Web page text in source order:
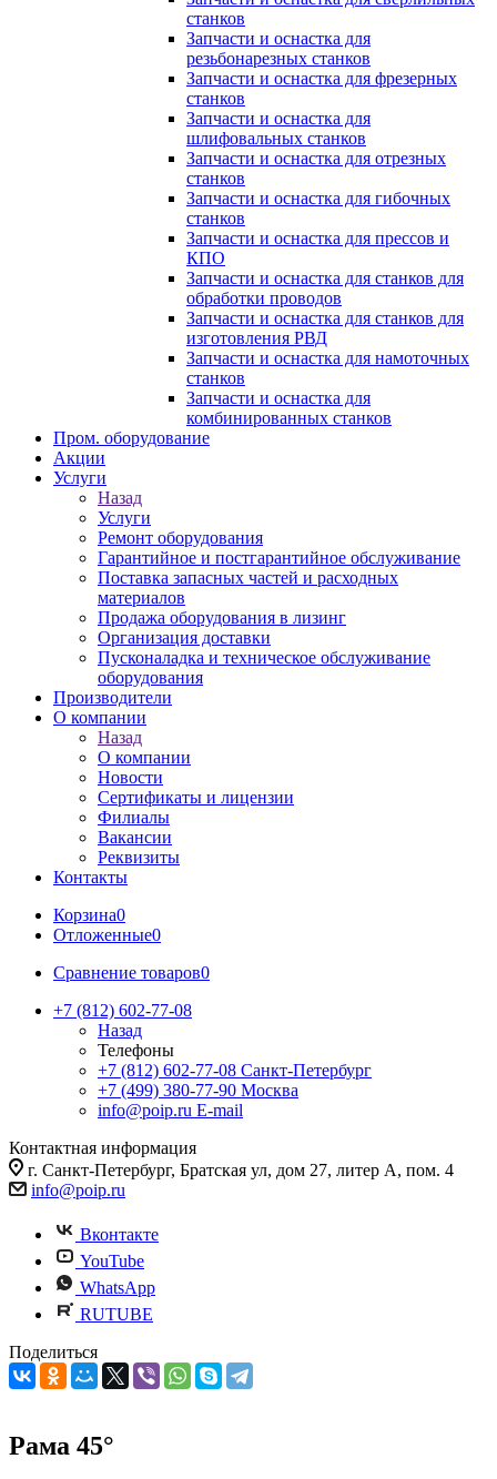
станков
Запчасти и оснастка для
резьбонарезных станков
Запчасти и оснастка для фрезерных
станков
Запчасти и оснастка для
шлифовальных станков
Запчасти и оснастка для отрезных
станков
Запчасти и оснастка для гибочных
станков
Запчасти и оснастка для прессов и
КПО
Запчасти и оснастка для станков для
обработки проводов
Запчасти и оснастка для станков для
изготовления РВД
Запчасти и оснастка для намоточных
станков
Запчасти и оснастка для
комбинированных станков
Пром. оборудование
Акции
Услуги
Назад
Услуги
Ремонт оборудования
Гарантийное и постгарантийное обслуживание
Поставка запасных частей и расходных
материалов
Продажа оборудования в лизинг
Организация доставки
Пусконаладка и техническое обслуживание
оборудования
Производители
О компании
Назад
О компании
Новости
Сертификаты и лицензии
Филиалы
Вакансии
Реквизиты
Контакты
Корзина0
Отложенные0
Сравнение товаров0
+7 (812) 602-77-08
Назад
Телефоны
+7 (812) 602-77-08 Санкт-Петербург
+7 (499) 380-77-90 Москва
info@poip.ru E-mail
Контактная информация
г. Санкт-Петербург, Братская ул, дом 27, литер А, пом. 4
info@poip.ru
Вконтакте
YouTube
WhatsApp
RUTUBE
Поделиться
Рама 45°